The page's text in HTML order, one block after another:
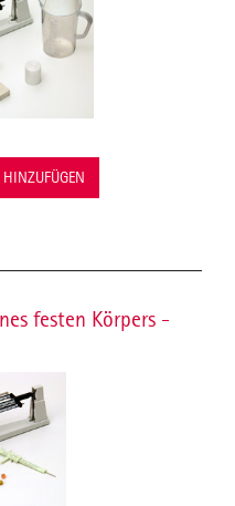
festen Körpers -